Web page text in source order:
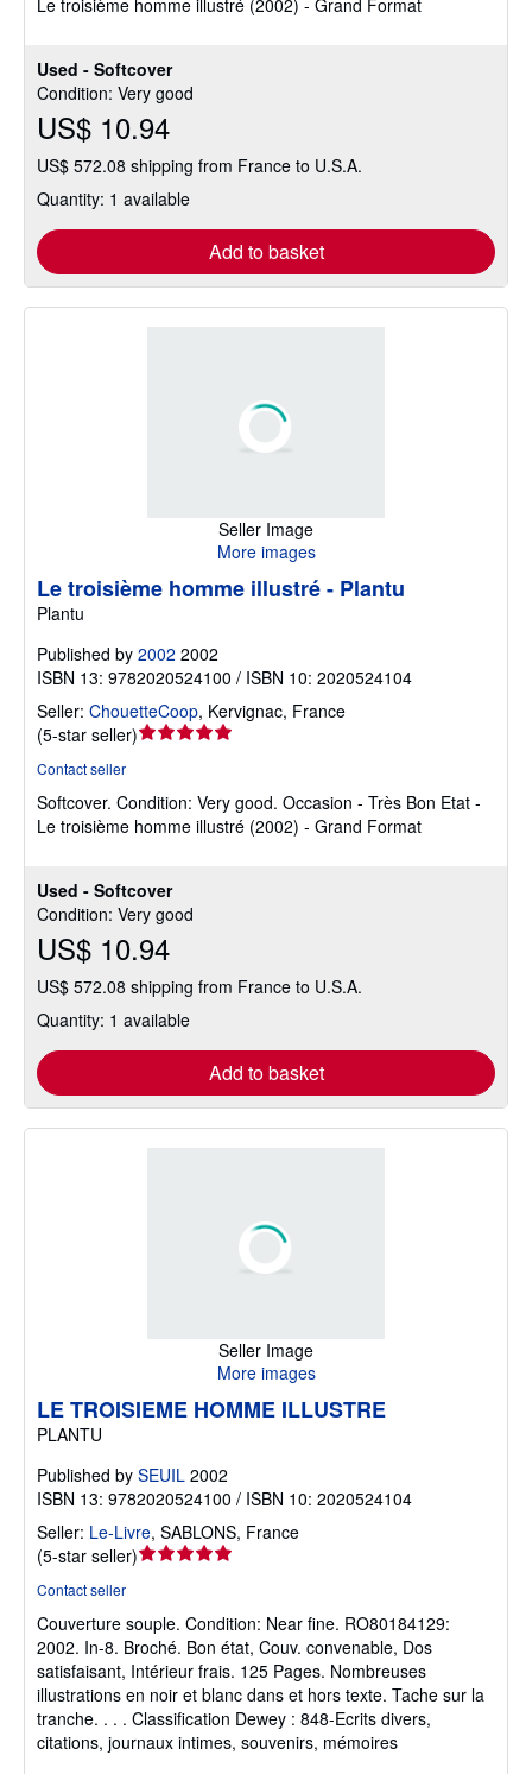
Used - Softcover
Condition: Very good
US$ 10.94
US$ 572.08 shipping from France to U.S.A.
Quantity: 1 available
Add to basket
of
Seller Image
More images
Used - Softcover
Condition: Very good
US$ 10.94
US$ 572.08 shipping from France to U.S.A.
Quantity: 1 available
Add to basket
Le troisième homme illustré - Plantu
Plantu
Published by 2002 2002
ISBN 13: 9782020524100 / ISBN 10: 2020524104
Seller: ChouetteCoop, Kervignac, France
(5-star seller)Seller
out
of
Contact seller
Softcover. Condition: Very good. Occasion - Très Bon Etat -
Le troisième homme illustré (2002) - Grand Format
Seller Image
More images
LE TROISIEME HOMME ILLUSTRE
PLANTU
Published by SEUIL 2002
ISBN 13: 9782020524100 / ISBN 10: 2020524104
Seller: Le-Livre, SABLONS, France
(5-star seller)Seller
out
of
5
stars
Contact seller
Couverture souple. Condition: Near fine. RO80184129:
2002. In-8. Broché. Bon état, Couv. convenable, Dos
satisfaisant, Intérieur frais. 125 Pages. Nombreuses
illustrations en noir et blanc dans et hors texte. Tache sur la
tranche. . . . Classification Dewey : 848-Ecrits divers,
citations, journaux intimes, souvenirs, mémoires